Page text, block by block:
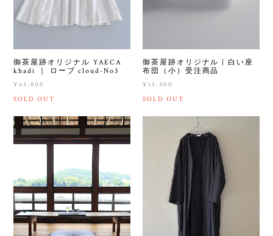
御茶屋跡オリジナル YAECA
khadi ｜ ローブ cloud-No3
¥63,800
SOLD OUT
御茶屋跡オリジナル | 白い座
布団（小）受注商品
¥15,400
SOLD OUT